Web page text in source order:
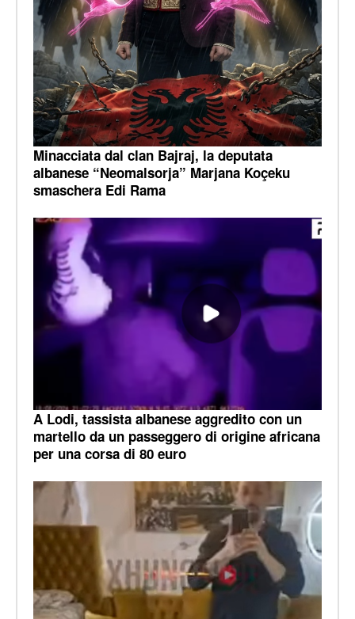
Minacciata dal clan Bajraj, la deputata
albanese “Neomalsorja” Marjana Koçeku
smaschera Edi Rama
A Lodi, tassista albanese aggredito con un
martello da un passeggero di origine africana
per una corsa di 80 euro